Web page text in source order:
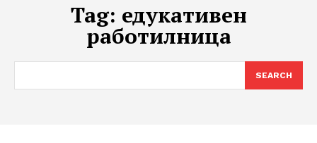
Tag: едукативен
работилница
SEARCH